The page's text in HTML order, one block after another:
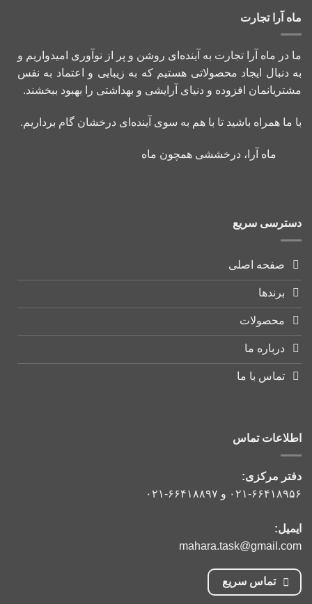
ماه آرا تجارت
ما در ماه آرا تجارت به آینده‌ای روشن و پر از نوآوری امیدواریم و
به دنبال ایجاد محصولاتی هستیم که به زیبایی و اعتماد به نفس
مشتریانمان افزوده و دنیای آرایشی و بهداشتی را بهبود ببخشند.
با ما همراه باشید تا با هم به سوی آینده‌ای درخشان گام برداریم.
ماه آرا، درخششی همچون ماه
دسترسی سریع
صفحه اصلی
برندها
محصولات
درباره ما
تماس با ما
اطلاعات تماس
دفتر مرکزی:
۰۲۱-۶۶۴۱۸۹۵۶ و ۰۲۱-۶۶۴۱۸۸۹۷
ایمیل:
mahara.task@gmail.com
تماس سریع